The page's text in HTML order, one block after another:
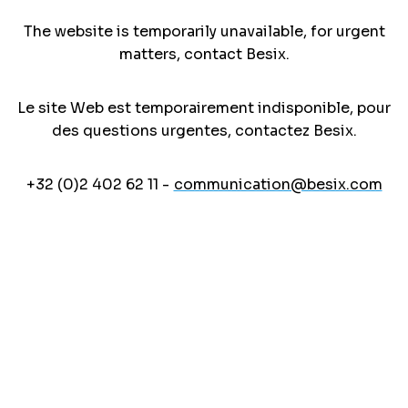
The website is temporarily unavailable, for urgent
matters, contact Besix.
Le site Web est temporairement indisponible, pour
des questions urgentes, contactez Besix.
+32 (0)2 402 62 11 - communication@besix.com